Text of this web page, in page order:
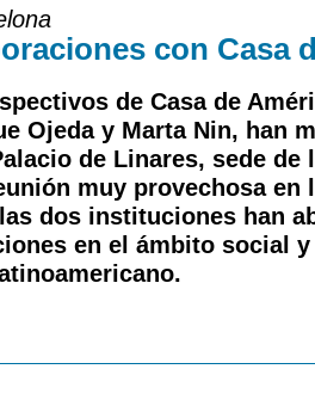
con Casa
de Casa de
Ojeda y Marta Nin, han
de Linares, sede de
muy provechosa en
dos instituciones han
en el ámbito social